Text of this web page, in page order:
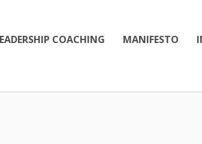
COACHING MANIFESTO